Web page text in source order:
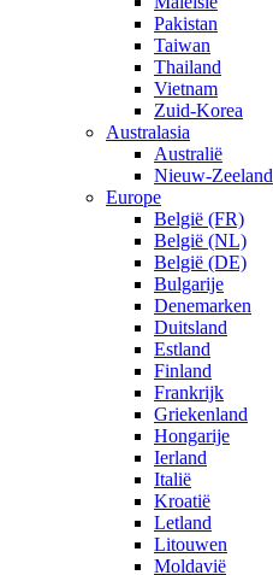
Pakistan
Taiwan
Thailand
Vietnam
Zuid-Korea
Australasia
Australië
Nieuw-Zeeland
Europe
België (FR)
België (NL)
België (DE)
Bulgarije
Denemarken
Duitsland
Estland
Finland
Frankrijk
Griekenland
Hongarije
Ierland
Italië
Kroatië
Letland
Litouwen
Moldavië